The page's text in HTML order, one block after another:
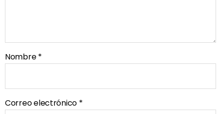
Nombre*
Correo electrónico *